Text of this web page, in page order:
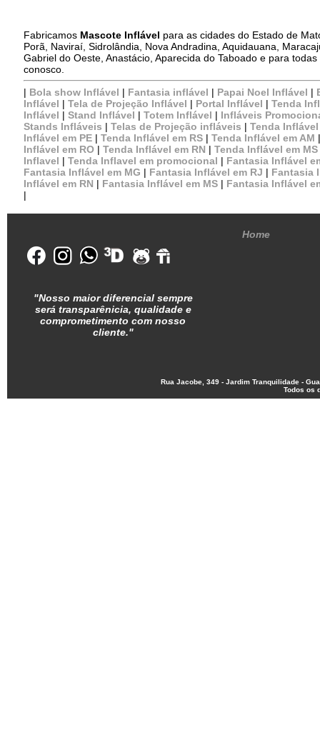
Fabricamos Mascote Inflável para as cidades do Estado de
Porã, Naviraí, Sidrolândia, Nova Andradina, Aquidauana,
Gabriel do Oeste, Anastácio, Aparecida do Taboado e para
conosco.
| Bola show Inflável | Fantasia inflável | Papai Noel Inflável |
Inflável | Tela de Projeção Inflável | Portal Inflável | Tenda
Inflável | Stand Inflável | Totem Inflável | Infláveis
Stands Infláveis | Telas de Projeção infláveis | Tenda Inflável
Inflável em PE | Tenda Inflável em RS | Tenda Inflável em AM
Inflável em RO | Tenda Inflável em RN | Tenda Inflável em MS
Inflavel | Tenda Inflavel em promocional | Fantasia Inflável
Fantasia Inflável em MG | Fantasia Inflável em RJ | Fantasia
Inflável em RN | Fantasia Inflável em MS | Fantasia Inflável
|
Home
"Nosso maior diferencial sempre
será transparênicia, qualidade e
comprometimento com nosso
cliente."
Rua Jacobe, 349 - Jardim Tranquilidade -
Todos os